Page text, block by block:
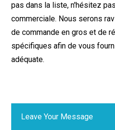
pas dans la liste, n'hésitez
commerciale. Nous serons
de commande en gros et de
spécifiques afin de vous
adéquate.
Leave Your Message